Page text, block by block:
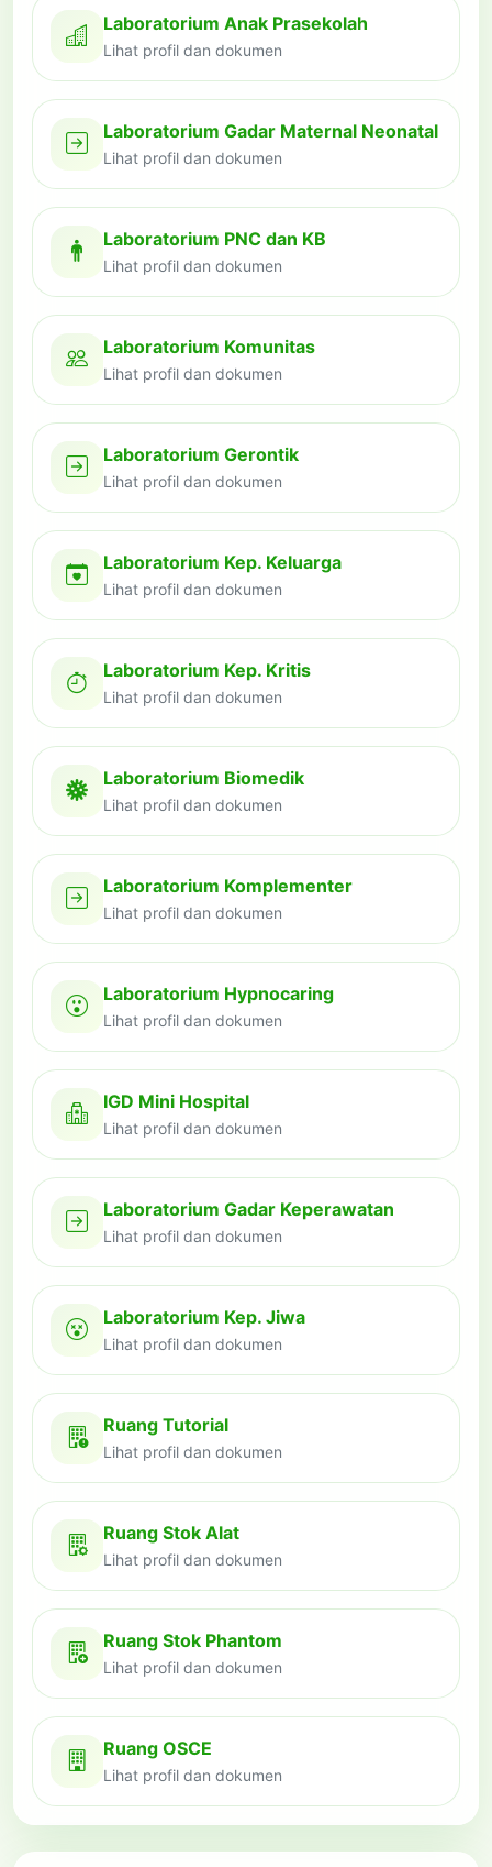
Laboratorium Anak Prasekolah
Lihat profil dan dokumen
Laboratorium Gadar Maternal Neonatal
Lihat profil dan dokumen
Laboratorium PNC dan KB
Lihat profil dan dokumen
Laboratorium Komunitas
Lihat profil dan dokumen
Laboratorium Gerontik
Lihat profil dan dokumen
Laboratorium Kep. Keluarga
Lihat profil dan dokumen
Laboratorium Kep. Kritis
Lihat profil dan dokumen
Laboratorium Biomedik
Lihat profil dan dokumen
Laboratorium Komplementer
Lihat profil dan dokumen
Laboratorium Hypnocaring
Lihat profil dan dokumen
IGD Mini Hospital
Lihat profil dan dokumen
Laboratorium Gadar Keperawatan
Lihat profil dan dokumen
Laboratorium Kep. Jiwa
Lihat profil dan dokumen
Ruang Tutorial
Lihat profil dan dokumen
Ruang Stok Alat
Lihat profil dan dokumen
Ruang Stok Phantom
Lihat profil dan dokumen
Ruang OSCE
Lihat profil dan dokumen